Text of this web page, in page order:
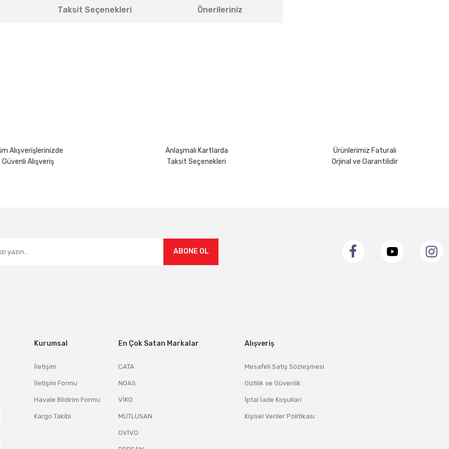
Taksit Seçenekleri Önerileriniz
Alışverişlerinizde
Güvenli Alışveriş
Anlaşmalı Kartlarda
Taksit Seçenekleri
Ürünlerimiz Faturalı
Orjinal ve Garantilidir
ABONE OL
Kurumsal
İletişim
İletişim Formu
Havale Bildirim Formu
Kargo Takibi
En Çok Satan Markalar
CATA
NOAS
VİKO
MUTLUSAN
OVİVO
Alışveriş
Mesafeli Satış Sözleşmesi
Gizlilik ve Güvenlik
İptal İade Koşullari
Kişisel Veriler Politikası